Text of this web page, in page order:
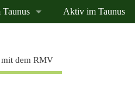
Taunus Aktiv im Taunus
mit dem RMV